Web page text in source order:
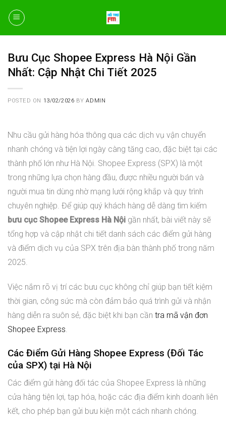
content
Bưu Cục Shopee Express Hà Nội Gần
Nhất: Cập Nhật Chi Tiết 2025
POSTED ON 13/02/2026 BYADMIN
Nhu cầu gửi hàng hóa thông qua các dịch vụ vận chuyển
nhanh chóng và tiện lợi ngày càng tăng cao, đặc biệt tại các
thành phố lớn như Hà Nội. Shopee Express (SPX) là một
trong những lựa chọn hàng đầu, được nhiều người bán và
người mua tin dùng nhờ mạng lưới rộng khắp và quy trình
chuyên nghiệp. Để giúp quý khách hàng dễ dàng tìm kiếm
bưu cục Shopee Express Hà Nội gần nhất, bài viết này sẽ
tổng hợp và cập nhật chi tiết danh sách các điểm gửi hàng
và điểm dịch vụ của SPX trên địa bàn thành phố trong năm
2025.
Việc nắm rõ vị trí các bưu cục không chỉ giúp bạn tiết kiệm
thời gian, công sức mà còn đảm bảo quá trình gửi và nhận
hàng diễn ra suôn sẻ, đặc biệt khi bạn cần tra mã vận đơn
Shopee Express
Các Điểm Gửi Hàng Shopee Express (Đối Tác
của SPX) tại Hà Nội
Các điểm gửi hàng đối tác của Shopee Express là những
cửa hàng tiện lợi, tạp hóa, hoặc các địa điểm kinh doanh liên
kết, cho phép bạn gửi bưu kiện một cách nhanh chóng.